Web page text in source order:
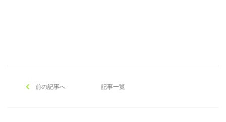
前の記事へ 記事一覧